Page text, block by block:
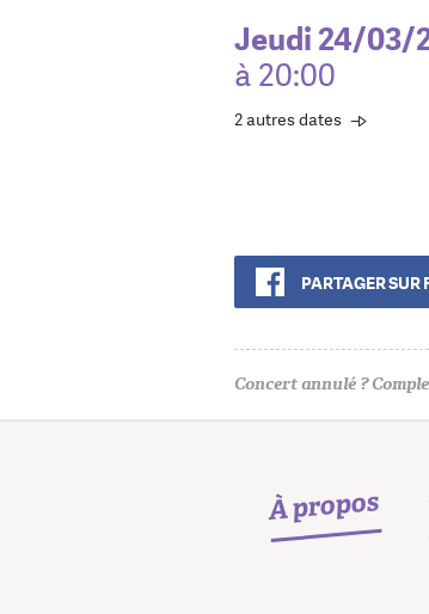
Jeudi 24/03/
à 20:00
2 autres dates
PARTAGER SUR
Concert annulé ?
À propos